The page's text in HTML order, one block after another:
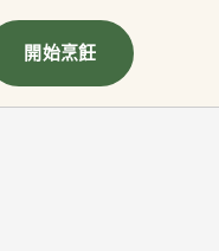
開始烹飪